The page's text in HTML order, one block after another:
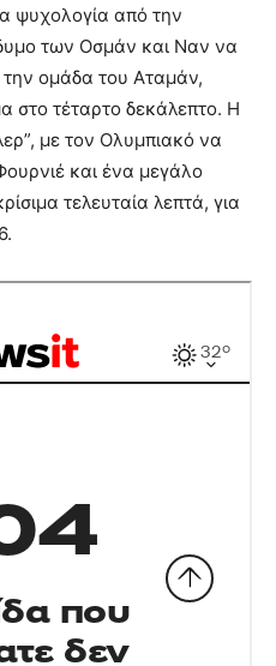
ψυχολογία από την
των Οσμάν και Ναν να
ομάδα του Αταμάν,
στο τέταρτο δεκάλεπτο. Η
με τον Ολυμπιακό να
και ένα μεγάλο
τελευταία λεπτά, για